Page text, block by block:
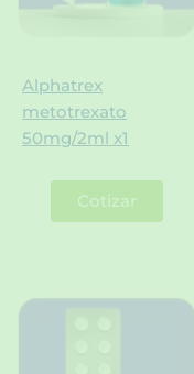
Alphatrex
metotrexato
50mg/2ml x1
Cotizar